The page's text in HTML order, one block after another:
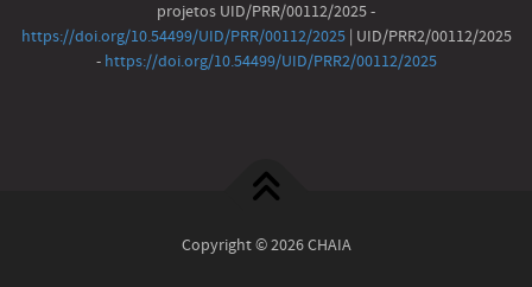
projetos UID/PRR/00112/2025 -
https://doi.org/10.54499/UID/PRR/00112/2025| UID/PRR2/00112/2025
- https://doi.org/10.54499/UID/PRR2/00112/2025
Copyright © 2026 CHAIA